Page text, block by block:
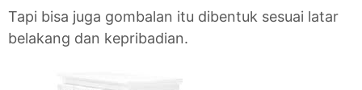
Tapi bisa juga gombalan itu dibentuk sesuai latar
belakang dan kepribadian.